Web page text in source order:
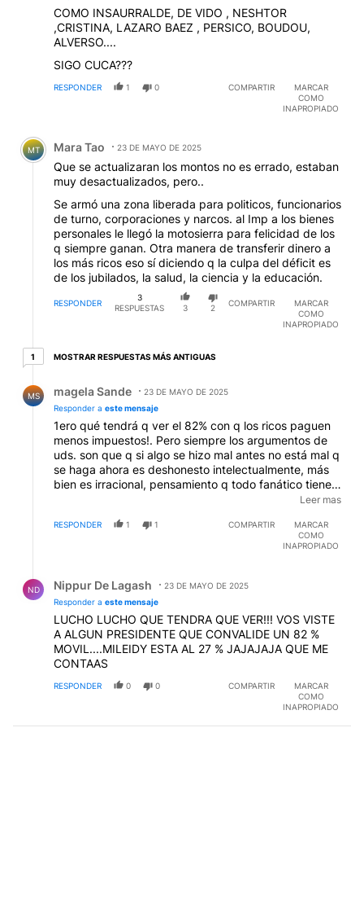
COMO INSAURRALDE, DE VIDO , NESHTOR
,CRISTINA, LAZARO BAEZ , PERSICO, BOUDOU,
ALVERSO....
SIGO CUCA???
RESPONDER 1 0 COMPARTIR
MARCAR
COMO
INAPROPIADO
Comentario de Mara Tao.
MT Mara Tao 23 DE MAYO DE 2025
Que se actualizaran los montos no es errado, estaban
muy desactualizados, pero..
Se armó una zona liberada para politicos, funcionarios
de turno, corporaciones y narcos. al Imp a los bienes
personales le llegó la motosierra para felicidad de los
q siempre ganan. Otra manera de transferir dinero a
los más ricos eso sí diciendo q la culpa del déficit es
de los jubilados, la salud, la ciencia y la educación.
RESPONDER
3
RESPUESTAS
3 2
COMPARTIR
MARCAR
COMO
INAPROPIADO
11 respuesta más antiguas
MOSTRAR RESPUESTAS MÁS ANTIGUAS
MS magela Sande
23 DE MAYO DE 2025
Responder a este mensaje
1ero qué tendrá q ver el 82% con q los ricos paguen
menos impuestos!. Pero siempre los argumentos de
uds. son que q si algo se hizo mal antes no está mal q
se haga ahora es deshonesto intelectualmente, más
bien es irracional, pensamiento q todo fanático tiene .
Voy avisándole q los K empezaron así, justificando
para entender q una cosa es 82% móvil a jubilados y
razonando ya estan perdidos en su laberinto de
irrealidad.
EDITADO
Leer mas
RESPONDER 1 1 COMPARTIR
MARCAR
COMO
INAPROPIADO
ND Nippur De Lagash
23 DE MAYO DE 2025
Responder a este mensaje
LUCHO LUCHO QUE TENDRA QUE VER!!! VOS VISTE
A ALGUN PRESIDENTE QUE CONVALIDE UN 82 %
MOVIL....MILEIDY ESTA AL 27 % JAJAJAJA QUE ME
CONTAAS
RESPONDER 0 0 COMPARTIR
MARCAR
COMO
INAPROPIADO